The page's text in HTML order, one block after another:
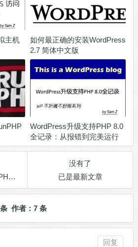
主机
如何最正确的安装WordPress
2.7 简体中文版
WordPress升级支持PHP 8.0
全记录：从报错到完美运行
运行
没有了
已是最新文章
作者：7 条
回复